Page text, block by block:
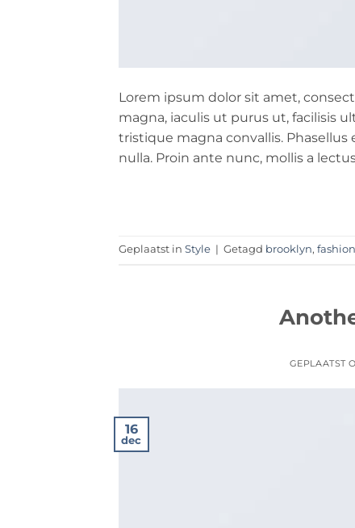
Lorem ipsum dolor sit amet,
magna, iaculis ut purus ut, facilisis
tristique magna convallis.
nulla. Proin ante nunc, mollis a
Geplaatst in Style | Getagd brooklyn, fashion
GEPLAATST
16
dec